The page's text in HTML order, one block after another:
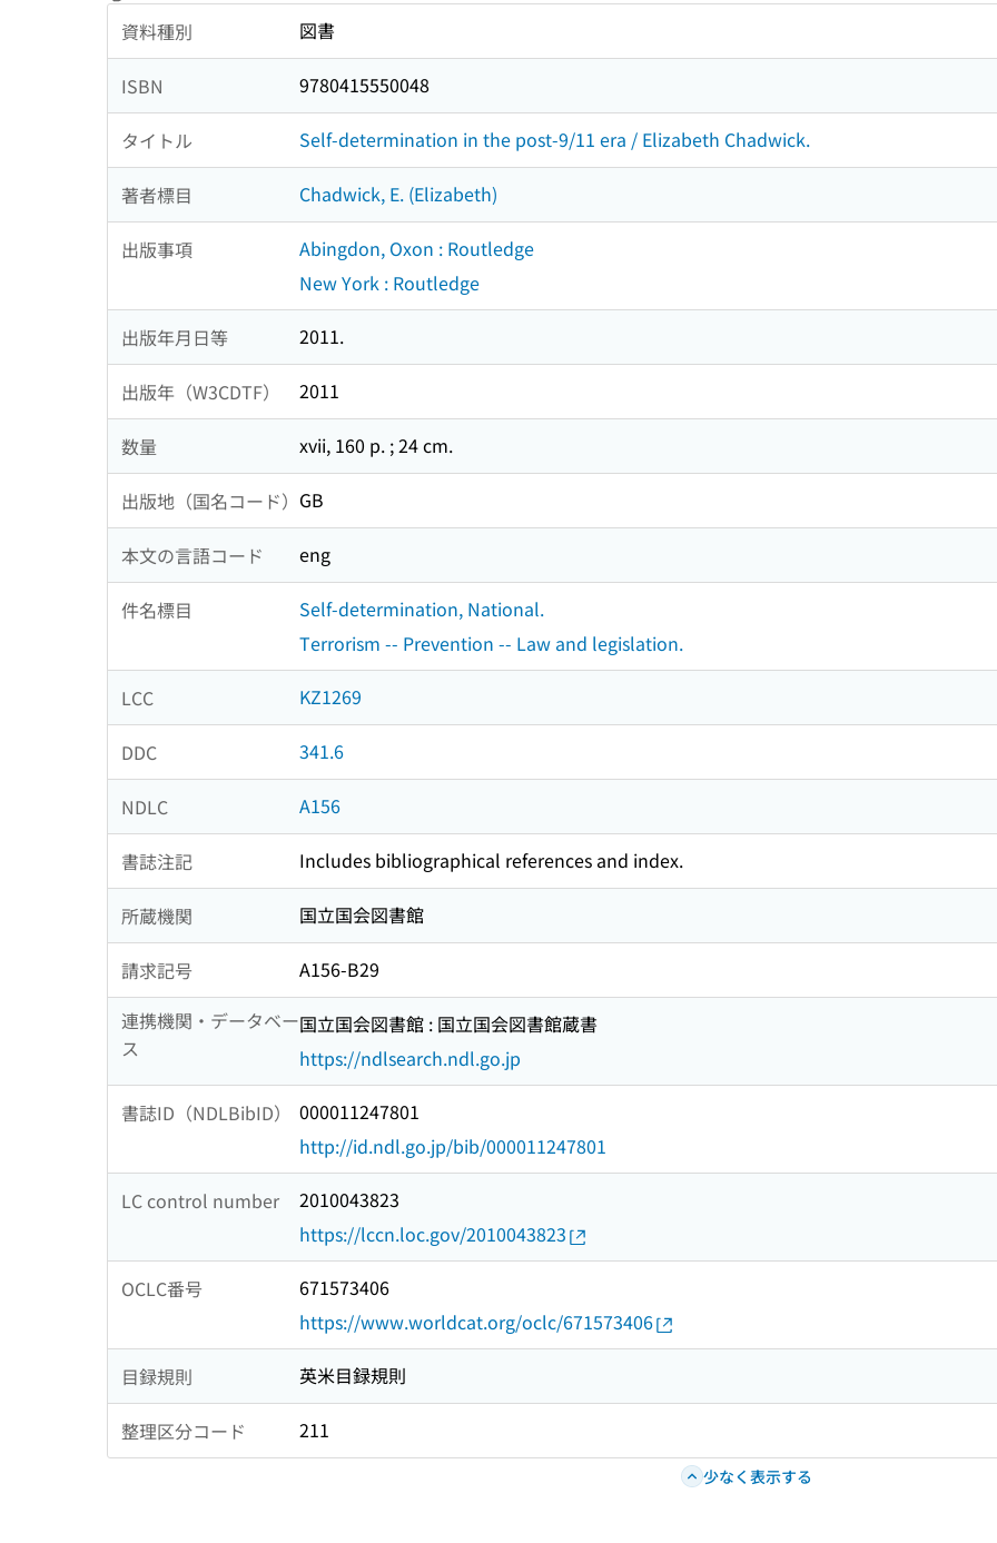
資料種別 図書
ISBN 9780415550048
タイトル Self-determination in the post-9/11 era / Elizabeth Chadwick.
著者標目 Chadwick, E. (Elizabeth)
出版事項
Abingdon, Oxon : Routledge
New York : Routledge
出版年月日等 2011.
出版年（W3CDTF） 2011
数量 xvii, 160 p. ; 24 cm.
出版地（国名コード） GB
本文の言語コード eng
件名標目
Self-determination, National.
Terrorism -- Prevention -- Law and legislation.
LCC KZ1269
DDC 341.6
NDLC A156
書誌注記 Includes bibliographical references and index.
所蔵機関 国立国会図書館
請求記号
A156-B29
連携機関・データベー
ス
国立国会図書館 : 国立国会図書館蔵書
https://ndlsearch.ndl.go.jp
書誌ID（NDLBibID）
000011247801
http://id.ndl.go.jp/bib/000011247801
LC control number
2010043823
https://lccn.loc.gov/2010043823
OCLC番号
671573406
https://www.worldcat.org/oclc/671573406
目録規則 英米目録規則
整理区分コード 211
少なく表示する